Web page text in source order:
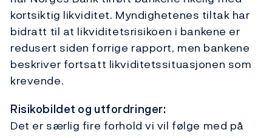
kortsiktig likviditet. Myndighetenes tiltak har
bidratt til at likviditetsrisikoen i bankene er
redusert siden forrige rapport, men bankene
beskriver fortsatt likviditetssituasjonen som
krevende.
Risikobildet og utfordringer:
Det er særlig fire forhold vi vil følge med på